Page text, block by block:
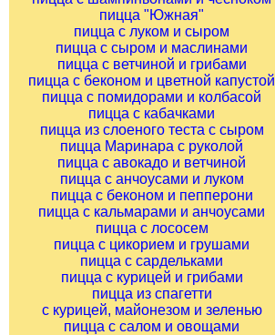
пицца "Южная"
пицца с луком и сыром
пицца с сыром и маслинами
пицца с ветчиной и грибами
пицца с беконом и цветной капустой
пицца с помидорами и колбасой
пицца с кабачками
пицца из слоеного теста с сыром
пицца Маринара с руколой
пицца с авокадо и ветчиной
пицца с анчоусами и луком
пицца с беконом и пепперони
пицца с кальмарами и анчоусами
пицца с лососем
пицца с цикорием и грушами
пицца с сардельками
пицца с курицей и грибами
пицца из спагетти
с курицей, майонезом и зеленью
пицца с салом и овощами